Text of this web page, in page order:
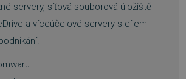
servery, síťová souborová úložiště
a víceúčelové servery s cílem